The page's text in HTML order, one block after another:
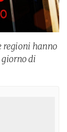
regioni hanno
giorno di